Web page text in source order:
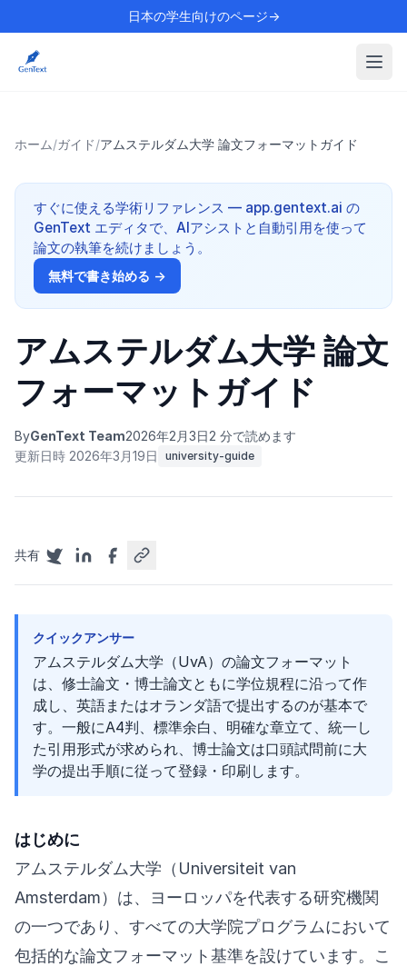
日本の学生向けのページ→
ホーム/ガイド/アムステルダム大学 論文フォーマットガイド
すぐに使える学術リファレンス — app.gentext.ai の
GenText エディタで、AIアシストと自動引用を使って
論文の執筆を続けましょう。
無料で書き始める →
アムステルダム大学 論文
フォーマットガイド
ByGenText Team2026年2月3日2 分で読めます
更新日時 2026年3月19日
university-guide
共有
クイックアンサー
アムステルダム大学（UvA）の論文フォーマット
は、修士論文・博士論文ともに学位規程に沿って作
成し、英語またはオランダ語で提出するのが基本で
す。一般にA4判、標準余白、明確な章立て、統一し
た引用形式が求められ、博士論文は口頭試問前に大
学の提出手順に従って登録・印刷します。
はじめに
アムステルダム大学（Universiteit van
Amsterdam）は、ヨーロッパを代表する研究機関
の一つであり、すべての大学院プログラムにおいて
包括的な論文フォーマット基準を設けています。こ